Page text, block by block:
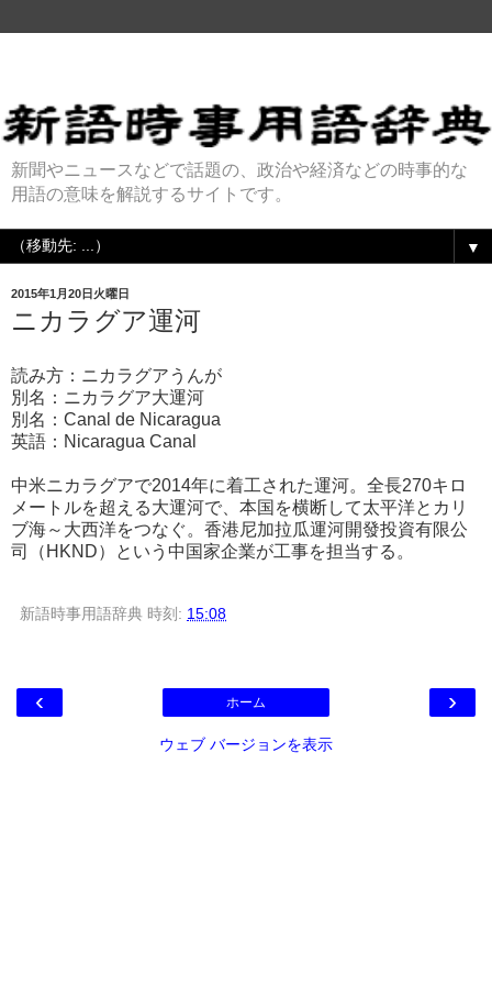
新聞やニュースなどで話題の、政治や経済などの時事的な
用語の意味を解説するサイトです。
▼
2015年1月20日火曜日
ニカラグア運河
読み方：ニカラグアうんが
別名：ニカラグア大運河
別名：Canal de Nicaragua
英語：Nicaragua Canal
中米ニカラグアで2014年に着工された運河。全長270キロ
メートルを超える大運河で、本国を横断して太平洋とカリ
ブ海～大西洋をつなぐ。香港尼加拉瓜運河開發投資有限公
司（HKND）という中国家企業が工事を担当する。
新語時事用語辞典 時刻: 15:08
‹ ›
ホーム
ウェブ バージョンを表示